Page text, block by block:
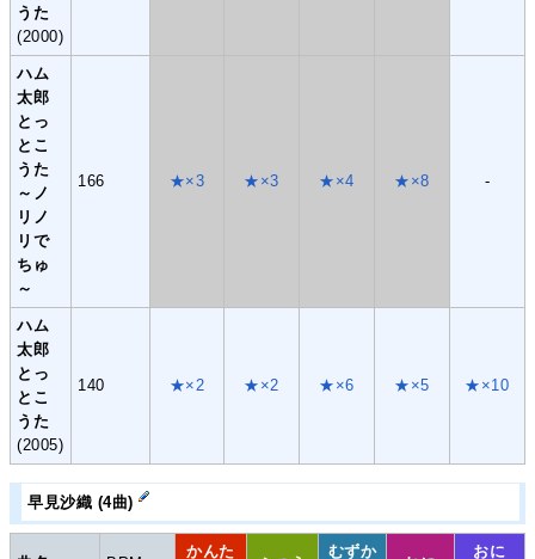
うた
(2000)
ハム
太郎
とっ
とこ
うた
～ノ
リノ
リで
ちゅ
～
166 ★×3 ★×3 ★×4 ★×8 -
ハム
太郎
とっ
とこ
うた
(2005)
140 ★×2 ★×2 ★×6 ★×5 ★×10
早見沙織 (4曲)
かんた
むずか
おに